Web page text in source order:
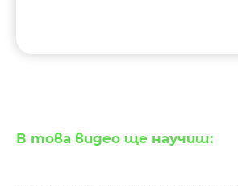
В това видео ще научиш: